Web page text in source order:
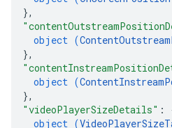
},
object (
},
object (
},
"videoPlayerSizeDetails" :
object (